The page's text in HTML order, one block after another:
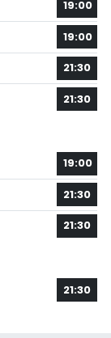
19:00
19:00
21:30
21:30
19:00
21:30
21:30
21:30